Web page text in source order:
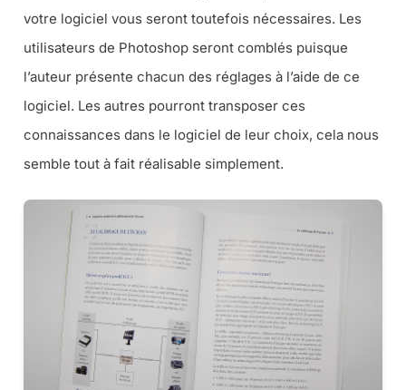
votre logiciel vous seront toutefois nécessaires. Les
utilisateurs de Photoshop seront comblés puisque
l’auteur présente chacun des réglages à l’aide de ce
logiciel. Les autres pourront transposer ces
connaissances dans le logiciel de leur choix, cela nous
semble tout à fait réalisable simplement.